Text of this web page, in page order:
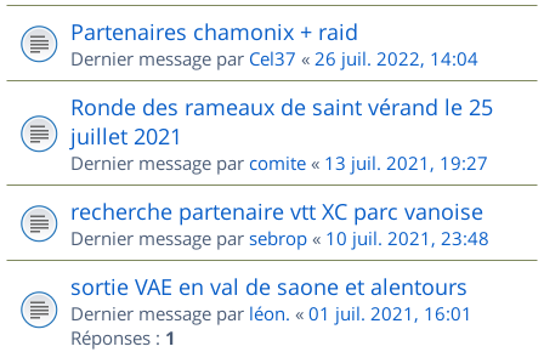
Partenaires chamonix + raid
Dernier message par Cel37 « 26 juil. 2022, 14:04
Ronde des rameaux de saint vérand le 25
juillet 2021
Dernier message par comite « 13 juil. 2021, 19:27
recherche partenaire vtt XC parc vanoise
Dernier message par sebrop « 10 juil. 2021, 23:48
sortie VAE en val de saone et alentours
Dernier message par léon. « 01 juil. 2021, 16:01
Réponses : 1